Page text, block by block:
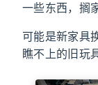
一些东西，搁
可能是新家具
瞧不上的旧玩